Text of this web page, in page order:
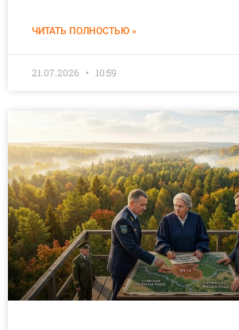
ЧИТАТЬ ПОЛНОСТЬЮ »
21.07.2026 10:59